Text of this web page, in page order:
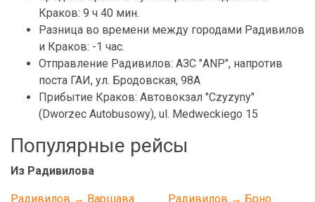
Краков: 9 ч 40 мин.
Разница во времени между городами Радивилов
и Краков: -1 час.
Отправление Радивилов: АЗС "ANP", напротив
поста ГАИ, ул. Бродовская, 98А
Прибытие Краков: Автовокзал "Czyzyny"
(Dworzec Autobusowy), ul. Medweckiego 15
Популярные рейсы
Из Радивилова
Радивилов → Варшава
Радивилов → Брно